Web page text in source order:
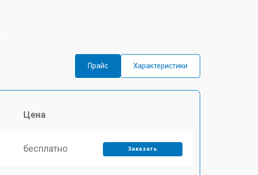
Прайс
Характеристики
Цена
бесплатно Заказать